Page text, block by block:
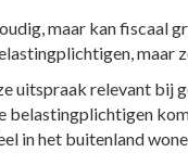
maar kan fiscaal
maar
uitspraak relevant bij
in het buitenland